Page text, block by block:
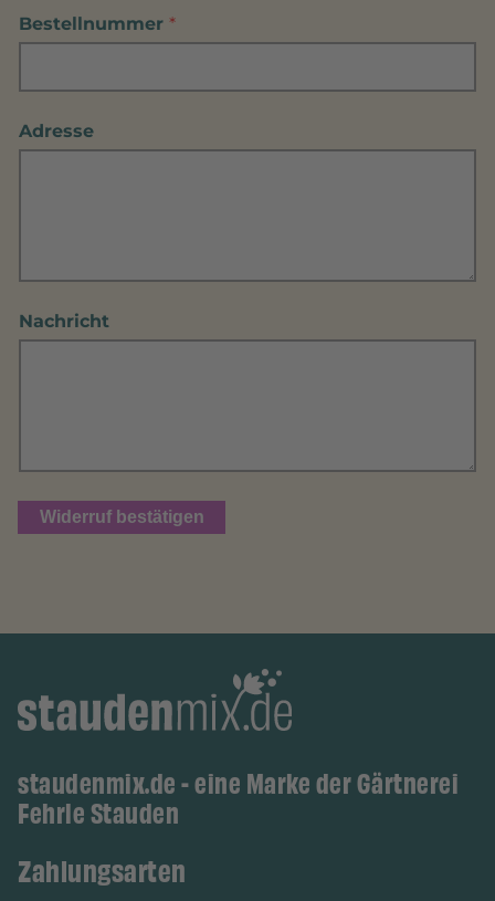
Bestellnummer *
Adresse
Nachricht
Widerruf bestätigen
staudenmix.de - eine Marke der Gärtnerei
Fehrle Stauden
Zahlungsarten